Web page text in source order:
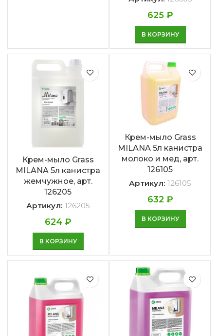
625 ₽
В КОРЗИНУ
Крем-мыло Grass
MILANA 5л канистра
жемчужное, арт.
126205
Артикул: 126205
624 ₽
В КОРЗИНУ
Крем-мыло Grass
MILANA 5л канистра
молоко и мед, арт.
126105
Артикул: 126105
632 ₽
В КОРЗИНУ